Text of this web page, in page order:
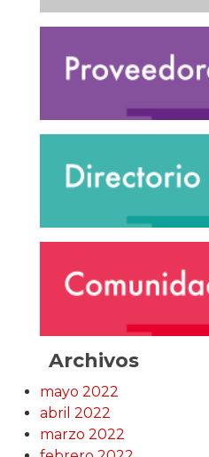
Archivos
mayo 2022
abril 2022
marzo 2022